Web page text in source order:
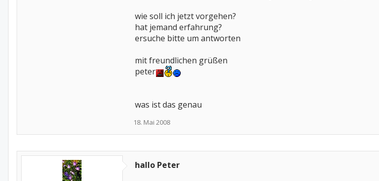
wie soll ich jetzt vorgehen?
hat jemand erfahrung?
ersuche bitte um antworten
mit freundlichen grüßen
peter
was ist das genau
18. Mai 2008
hallo Peter